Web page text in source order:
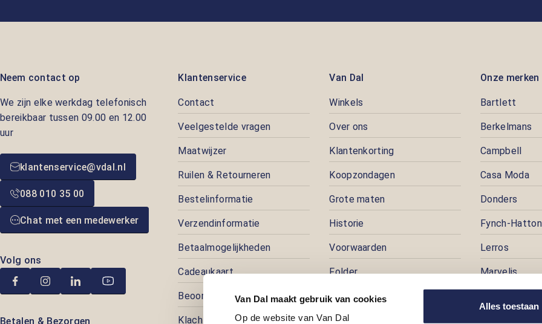
Van Dal maakt gebruik van cookies
Op de website van Van Dal
Alles toestaan
Neem contact op
We zijn elke werkdag telefonisch
bereikbaar tussen 09.00 en 12.00
uur
klantenservice@vdal.nl
088 010 35 00
Chat met een medewerker
Volg ons
Betalen & Bezorgen
Klantenservice
Contact
Veelgestelde vragen
Maatwijzer
Ruilen & Retourneren
Bestelinformatie
Verzendinformatie
Betaalmogelijkheden
Cadeaukaart
Beoordelingen
Klachtenafhandeling
Van Dal
Winkels
Over ons
Klantenkorting
Koopzondagen
Grote maten
Historie
Voorwaarden
Folder
Pers
Prijspuzzel
Onze merken
Bartlett
Berkelmans
Campbell
Casa Moda
Donders
Fynch-Hatton
Lerros
Marvelis